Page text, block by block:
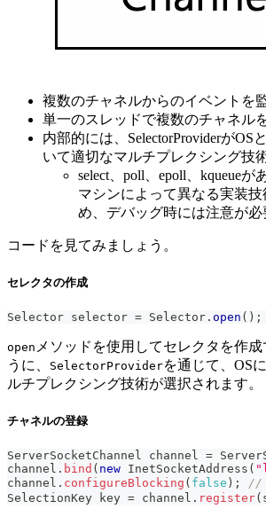
複数のチャネルからのイベントを
単一のスレッドで複数のチャネル
内部的には、SelectorProviderがOS
いて適切なマルチプレクシング技
select、poll、epoll、kqueue
マシンによって異なる実装
め、デバッグ時には注意が必
コードを見てみましょう。
セレクタの作成
Selector selector = Selector . open ( ) ;
open メソッドを使用してセレクタを作
うに、
SelectorProviderを通じて、OS
ルチプレクシング技術が選択されます。
チャネルの登録
ServerSocketChannel channel =
channel . bind ( new InetSocketAddress (
channel . configureBlocking ( false ) ;
//
SelectionKey key = channel . register(